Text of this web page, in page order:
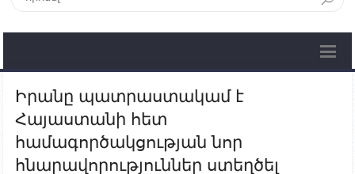
Իրանը պատրաստակամ է
Հայաստանի հետ
համագործակցության նոր
հնարավորություններ ստեղծել